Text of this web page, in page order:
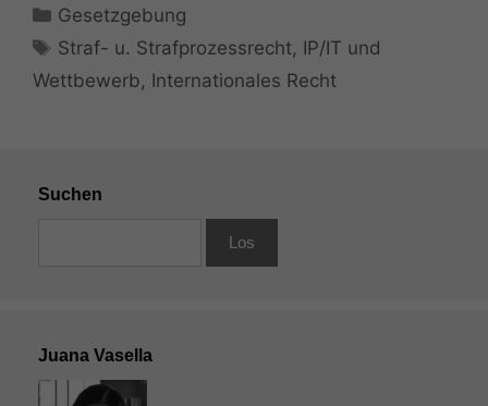
Kategorien
Gesetzgebung
Schlagwörter
Straf- u. Strafprozessrecht, IP/IT und
Wettbewerb, Internationales Recht
Suchen
Juana Vasella